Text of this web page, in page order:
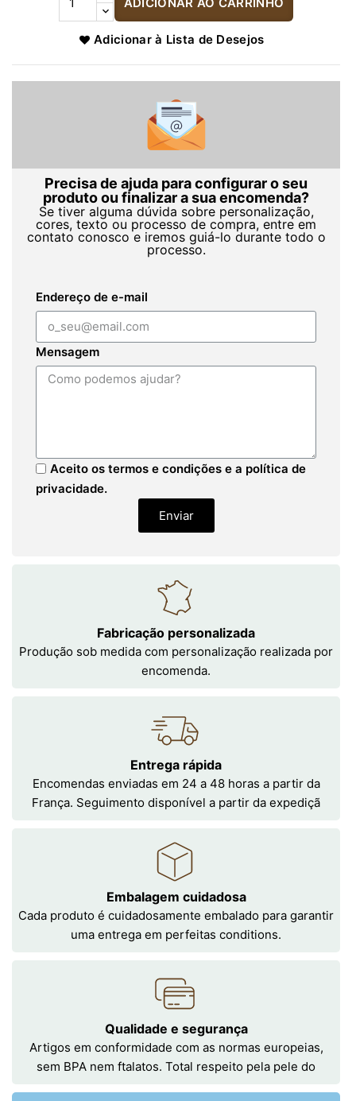
Adicionar à Lista de Desejos
Precisa de ajuda para configurar o seu
produto ou finalizar a sua encomenda?
Se tiver alguma dúvida sobre personalização,
cores, texto ou processo de compra, entre em
contato conosco e iremos guiá-lo durante todo o
processo.
Endereço de e-mail
Mensagem
Aceito os termos e condições e a política de
privacidade.
Enviar
Fabricação personalizada
Produção sob medida com personalização realizada por
encomenda.
Entrega rápida
Encomendas enviadas em 24 a 48 horas a partir da
França. Seguimento disponível a partir da expediçã
Embalagem cuidadosa
Cada produto é cuidadosamente embalado para garantir
uma entrega em perfeitas conditions.
Qualidade e segurança
Artigos em conformidade com as normas europeias,
sem BPA nem ftalatos. Total respeito pela pele do